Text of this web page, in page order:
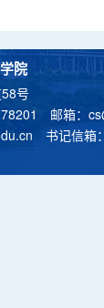
院
号
邮箱：
书记信箱：